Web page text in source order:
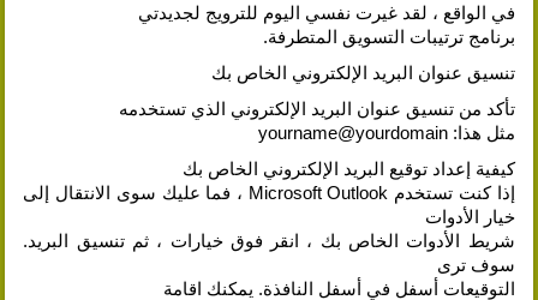
في الواقع ، لقد غيرت نفسي اليوم للترويج لجديدتي
برنامج ترتيبات التسويق المتطرفة.
تنسيق عنوان البريد الإلكتروني الخاص بك
تأكد من تنسيق عنوان البريد الإلكتروني الذي تستخدمه
مثل هذا: yourname@yourdomain
كيفية إعداد توقيع البريد الإلكتروني الخاص بك
إذا كنت تستخدم Microsoft Outlook ، فما عليك سوى الانتقال إلى
خيار الأدوات
شريط الأدوات الخاص بك ، انقر فوق خيارات ، ثم تنسيق البريد.
سوف ترى
التوقيعات أسفل في أسفل النافذة. يمكنك اقامة